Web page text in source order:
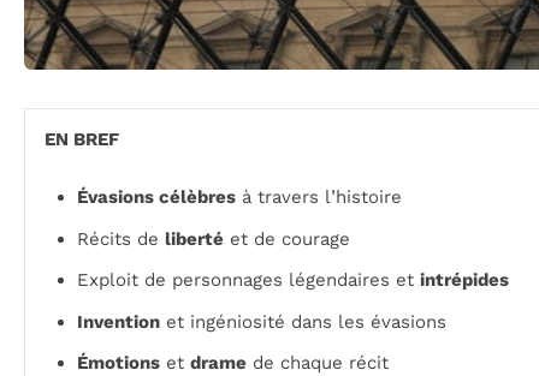
EN BREF
Évasions célèbres à travers l’histoire
Récits de liberté et de courage
Exploit de personnages légendaires et intrépides
Invention et ingéniosité dans les évasions
Émotions et drame de chaque récit